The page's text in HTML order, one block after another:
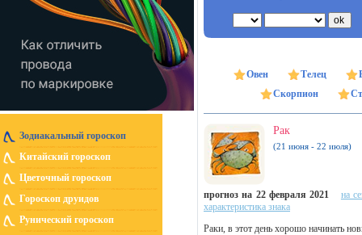
Зодиакальный гороскоп
Китайский гороскоп
Цветочный гороскоп
Гороскоп друидов
Рунический гороскоп
Овен Телец
Скорпион
Рак
(21 июня - 22 июля)
прогноз на 22 февраля 2021
на
характеристика знака
Раки, в этот день хорошо начинать